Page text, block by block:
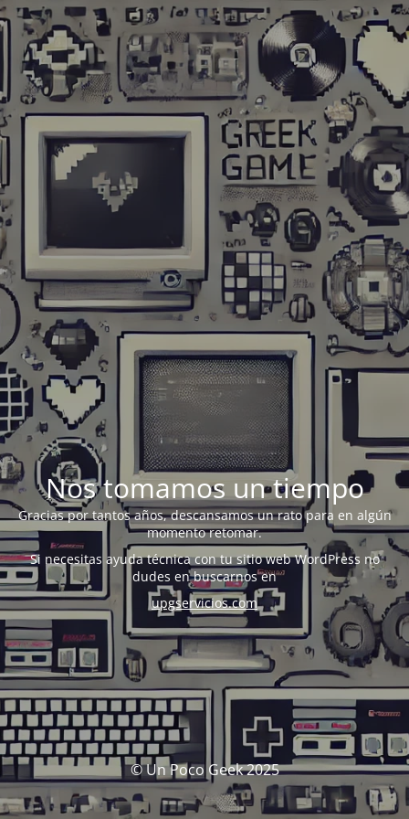
Nos tomamos un tiempo
Gracias por tantos años, descansamos un rato para en algún
momento retomar.
Si necesitas ayuda técnica con tu sitio web WordPress no
dudes en buscarnos en
upgservicios.com
© Un Poco Geek 2025